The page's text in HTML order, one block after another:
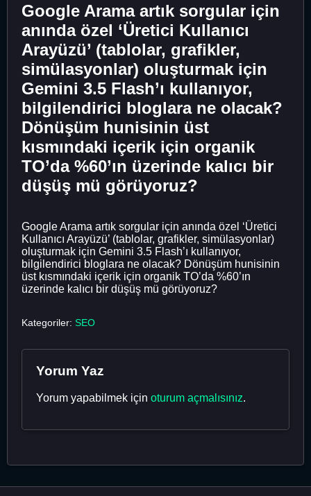
Google Arama artık sorgular için
anında özel ‘Üretici Kullanıcı
Arayüzü’ (tablolar, grafikler,
simülasyonlar) oluşturmak için
Gemini 3.5 Flash’ı kullanıyor,
bilgilendirici bloglara ne olacak?
Dönüşüm hunisinin üst
kısmındaki içerik için organik
TO’da %60’ın üzerinde kalıcı bir
düşüş mü görüyoruz?
Google Arama artık sorgular için anında özel ‘Üretici
Kullanıcı Arayüzü’ (tablolar, grafikler, simülasyonlar)
oluşturmak için Gemini 3.5 Flash’ı kullanıyor,
bilgilendirici bloglara ne olacak? Dönüşüm hunisinin
üst kısmındaki içerik için organik TO’da %60’ın
üzerinde kalıcı bir düşüş mü görüyoruz?
Kategoriler: SEO
Yorum Yaz
Yorum yapabilmek için oturum açmalısınız.